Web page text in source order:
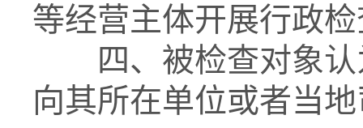
等经营主体开展行政
四、被检查对象
向其所在单位或者当